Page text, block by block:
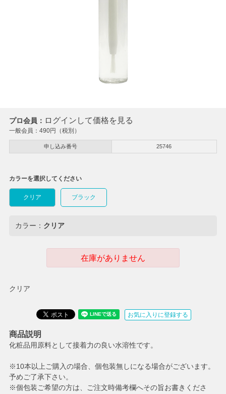
プロ会員： ログインして価格を見る
一般会員： 490円（税別）
申し込み番号 25746
クリア
カラーを選択してください
クリア ブラック
カラー： クリア
在庫がありません
お気に入りに登録する
商品説明
化粧品用原料として接着力の良い水溶性です。
※10本以上ご購入の場合、個包装無しになる場合がございます。
予めご了承下さい。
※個包装ご希望の方は、ご注文時備考欄へその旨お書きくださ